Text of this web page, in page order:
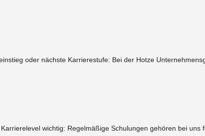
oder nächste Karrierestufe: Bei der Hotze
wichtig: Regelmäßige Schulungen gehören bei